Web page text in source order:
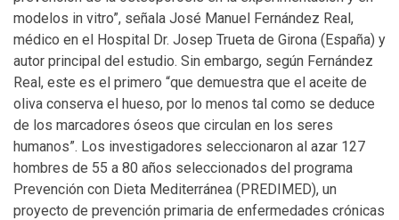
modelos in vitro”, señala José Manuel Fernández Real,
médico en el Hospital Dr. Josep Trueta de Girona (España) y
autor principal del estudio. Sin embargo, según Fernández
Real, este es el primero “que demuestra que el aceite de
oliva conserva el hueso, por lo menos tal como se deduce
de los marcadores óseos que circulan en los seres
humanos”. Los investigadores seleccionaron al azar 127
hombres de 55 a 80 años seleccionados del programa
Prevención con Dieta Mediterránea (PREDIMED), un
proyecto de prevención primaria de enfermedades crónicas